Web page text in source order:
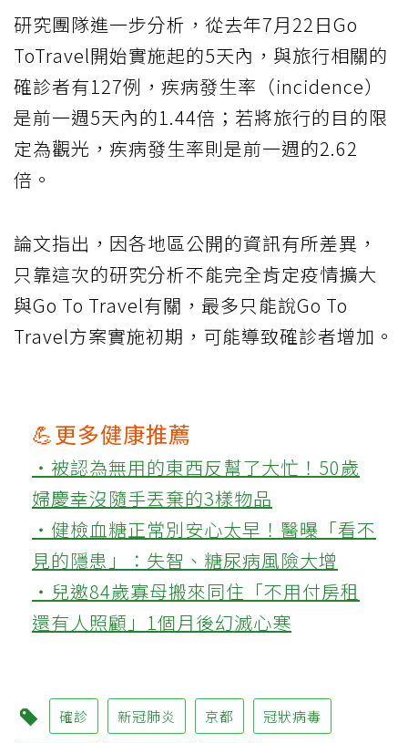
研究團隊進一步分析，從去年7月22日Go
ToTravel開始實施起的5天內，與旅行相關的
確診者有127例，疾病發生率（incidence）
是前一週5天內的1.44倍；若將旅行的目的限
定為觀光，疾病發生率則是前一週的2.62
倍。
論文指出，因各地區公開的資訊有所差異，
只靠這次的研究分析不能完全肯定疫情擴大
與Go To Travel有關，最多只能說Go To
Travel方案實施初期，可能導致確診者增加。
💪更多健康推薦
‧被認為無用的東西反幫了大忙！50歲
婦慶幸沒隨手丟棄的3樣物品
‧健檢血糖正常別安心太早！醫曝「看不
見的隱患」：失智、糖尿病風險大增
‧兒邀84歲寡母搬來同住「不用付房租
還有人照顧」1個月後幻滅心寒
確診 新冠肺炎 京都 冠狀病毒